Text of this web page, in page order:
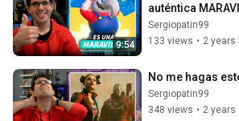
9:54
auténtica
Sergiopatin99
133 views • 2 years
No me hagas
Sergiopatin99
348 views • 2 years